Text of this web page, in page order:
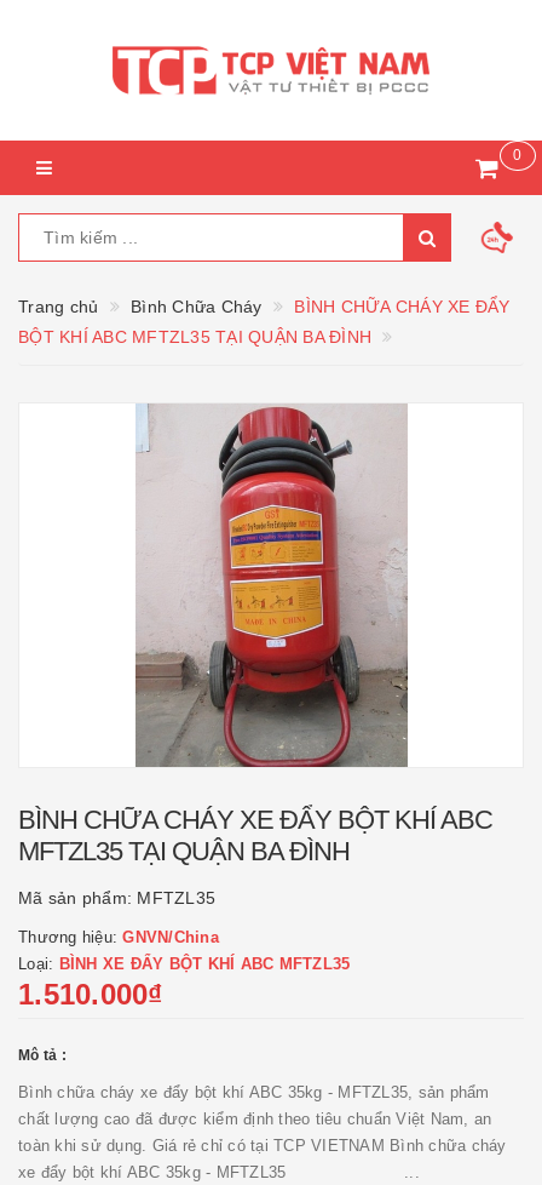
0
Trang chủ Bình Chữa Cháy
BÌNH CHỮA CHÁY XE ĐẨY
BỘT KHÍ ABC MFTZL35 TẠI QUẬN BA ĐÌNH
BÌNH CHỮA CHÁY XE ĐẨY BỘT KHÍ ABC
MFTZL35 TẠI QUẬN BA ĐÌNH
Mã sản phẩm: MFTZL35
Thương hiệu:GNVN/China
Loại: BÌNH XE ĐẨY BỘT KHÍ ABC MFTZL35
1.510.000₫
Mô tả :
Bình chữa cháy xe đẩy bột khí ABC 35kg - MFTZL35, sản phẩm
chất lượng cao đã được kiểm định theo tiêu chuẩn Việt Nam, an
toàn khi sử dụng. Giá rẻ chỉ có tại TCP VIETNAM Bình chữa cháy
xe đẩy bột khí ABC 35kg - MFTZL35 ...